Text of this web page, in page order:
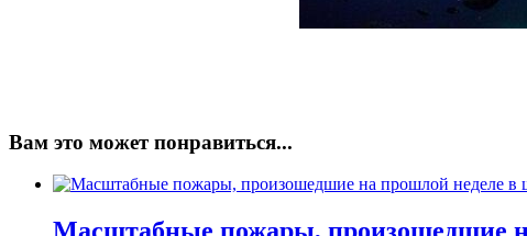
Вам это может понравиться...